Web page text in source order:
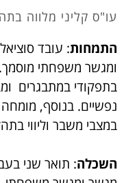
עו"ס קליני מלווה
התמחות: עובד
ומגשר משפחתי
בתפקודי במתבגרים
נפשיים. בנוסף, מומחה
במצבי משבר וליווי
השכלה